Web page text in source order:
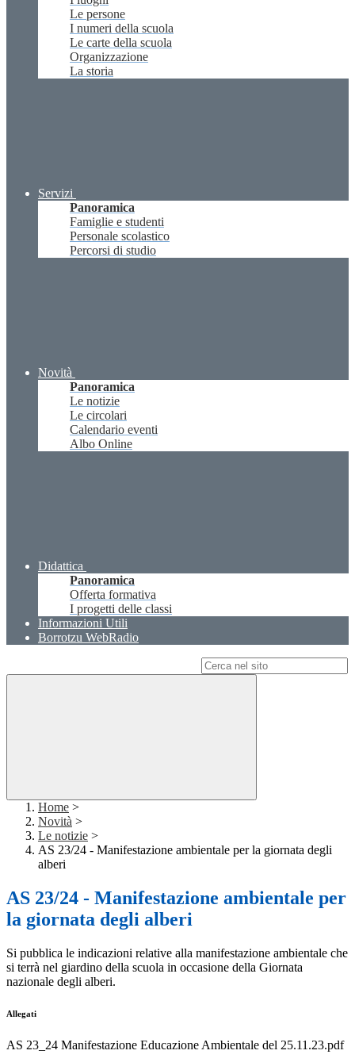
Le persone
I numeri della scuola
Le carte della scuola
Organizzazione
La storia
Servizi
Panoramica
Famiglie e studenti
Personale scolastico
Percorsi di studio
Novità
Panoramica
Le notizie
Le circolari
Calendario eventi
Albo Online
Didattica
Panoramica
Offerta formativa
I progetti delle classi
Informazioni Utili
Borrotzu WebRadio
Home >
Novità >
Le notizie >
AS 23/24 - Manifestazione ambientale per la giornata degli
alberi
AS 23/24 - Manifestazione ambientale per
la giornata degli alberi
Si pubblica le indicazioni relative alla manifestazione ambientale che
si terrà nel giardino della scuola in occasione della Giornata
nazionale degli alberi.
Allegati
AS 23_24 Manifestazione Educazione Ambientale del 25.11.23.pdf